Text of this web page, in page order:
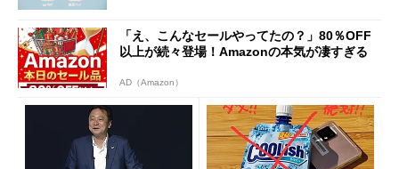
「え、こんなセールやってたの？」80％OFF
以上が続々登場！Amazonの本気が凄すぎる
AD（Amazon）